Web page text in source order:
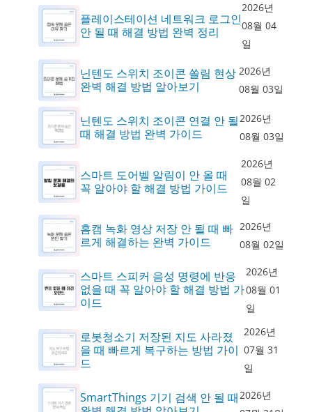
플레이스테이션 네트워크 로그인
안 될 때 해결 방법 완벽 정리
2026년
08월 04
일
닌텐도 스위치 조이콘 쏠림 현상
완벽 해결 방법 알아보기
2026년
08월 03일
닌텐도 스위치 조이콘 연결 안 될
때 해결 방법 완벽 가이드
2026년
08월 03일
스마트 도어벨 알림이 안 올 때
꼭 알아야 할 해결 방법 가이드
2026년
08월 02
일
홈캠 녹화 영상 저장 안 될 때 빠
르게 해결하는 완벽 가이드
2026년
08월 02일
스마트 스피커 음성 명령에 반응
없을 때 꼭 알아야 할 해결 방법 가
이드
2026년
08월 01
일
로봇청소기 저장된 지도 사라졌
을 때 빠르게 복구하는 방법 가이
드
2026년
07월 31
일
SmartThings 기기 검색 안 될 때2026년